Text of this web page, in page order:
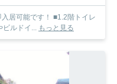
居可能です！ ■1.2階トイレ
ビルドイ... もっと見る